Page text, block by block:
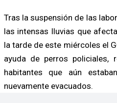
Tras la suspensión de las
las intensas lluvias que
la tarde de este miércoles el
ayuda de perros policiales,
habitantes que aún
nuevamente evacuados.